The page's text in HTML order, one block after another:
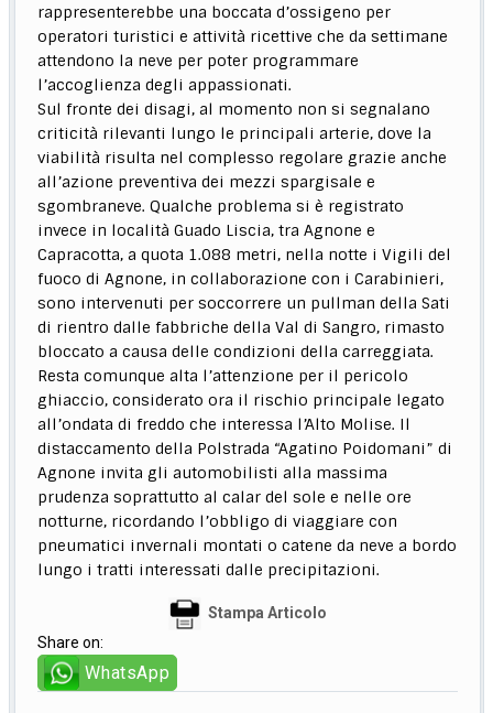
rappresenterebbe una boccata d’ossigeno per
operatori turistici e attività ricettive che da settimane
attendono la neve per poter programmare
l’accoglienza degli appassionati.
Sul fronte dei disagi, al momento non si segnalano
criticità rilevanti lungo le principali arterie, dove la
viabilità risulta nel complesso regolare grazie anche
all’azione preventiva dei mezzi spargisale e
sgombraneve. Qualche problema si è registrato
invece in località Guado Liscia, tra Agnone e
Capracotta, a quota 1.088 metri, nella notte i Vigili del
fuoco di Agnone, in collaborazione con i Carabinieri,
sono intervenuti per soccorrere un pullman della Sati
di rientro dalle fabbriche della Val di Sangro, rimasto
bloccato a causa delle condizioni della carreggiata.
Resta comunque alta l’attenzione per il pericolo
ghiaccio, considerato ora il rischio principale legato
all’ondata di freddo che interessa l’Alto Molise. Il
distaccamento della Polstrada “Agatino Poidomani” di
Agnone invita gli automobilisti alla massima
prudenza soprattutto al calar del sole e nelle ore
notturne, ricordando l’obbligo di viaggiare con
pneumatici invernali montati o catene da neve a bordo
lungo i tratti interessati dalle precipitazioni.
Stampa Articolo
Share on:
WhatsApp